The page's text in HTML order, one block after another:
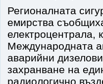
Регионалната
емирства
електроцентрала,
Международната
аварийни
захранване на
радиологично